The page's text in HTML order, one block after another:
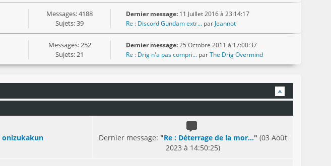
Messages: 4188
Sujets: 39
Dernier message: 11 Juillet 2016 à 23:14:17
Re : Discord Gundam extr... par Jeannot
Messages: 252
Sujets: 21
Dernier message:25 Octobre 2011 à 17:00:37
Re : Drig n'a pas compri... parThe Drig Overmind
onizukakun Dernier message: "Re : Déterrage de la mor..." (03 Août
2023 à 14:50:25)